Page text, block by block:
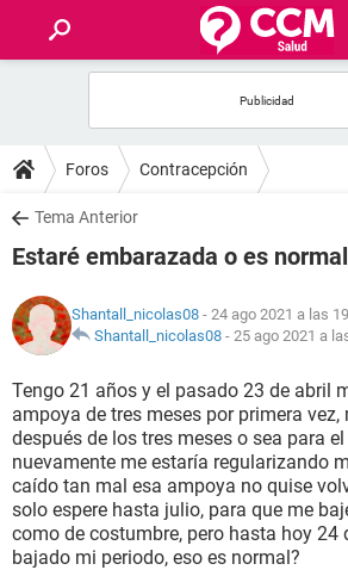
FOROS
SALUD
NUTRICIÓN
BIENESTAR
SEXUALIDAD
GLOSARIO
Foros Contracepción
Tema Anterior
Estaré embarazada o es
Shantall_nicolas08 - 24 ago 2021 a las
Shantall_nicolas08 - 25 ago 2021 a
Tengo 21 años y el pasado 23 de abril
ampoya de tres meses por primera vez,
después de los tres meses o sea para
nuevamente me estaría regularizando
caído tan mal esa ampoya no quise
solo espere hasta julio, para que me
como de costumbre, pero hasta hoy 24
bajado mi periodo, eso es normal?